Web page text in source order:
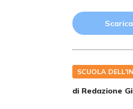
Scarica
SCUOLA
di Redazione